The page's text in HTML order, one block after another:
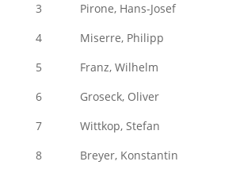
3 Pirone, Hans-Josef
4 Miserre, Philipp
5 Franz, Wilhelm
6 Groseck, Oliver
7 Wittkop, Stefan
8 Breyer, Konstantin